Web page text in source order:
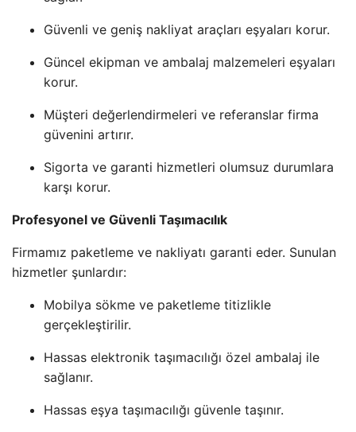
Güvenli ve geniş nakliyat araçları eşyaları korur.
Güncel ekipman ve ambalaj malzemeleri eşyaları
korur.
Müşteri değerlendirmeleri ve referanslar firma
güvenini artırır.
Sigorta ve garanti hizmetleri olumsuz durumlara
karşı korur.
Profesyonel ve Güvenli Taşımacılık
Firmamız paketleme ve nakliyatı garanti eder. Sunulan
hizmetler şunlardır:
Mobilya sökme ve paketleme titizlikle
gerçekleştirilir.
Hassas elektronik taşımacılığı özel ambalaj ile
sağlanır.
Hassas eşya taşımacılığı güvenle taşınır.